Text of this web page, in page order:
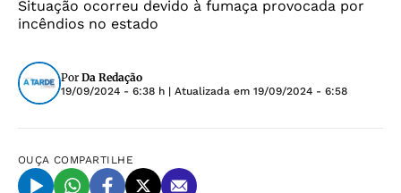
Situação ocorreu devido à fumaça provocada por
incêndios no estado
Por Da Redação
19/09/2024 - 6:38 h | Atualizada em 19/09/2024 - 6:58
OUÇA COMPARTILHE